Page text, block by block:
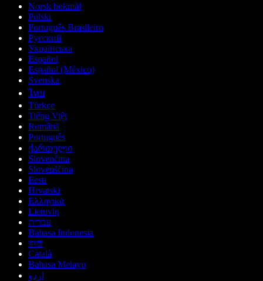
Norsk bokmål
Polski
Português Brasileiro
Русский
Українська
Español
Español (México)
Svenska
ไทย
Türkçe
Tiếng Việt
Română
Português
ქართული
Slovenčina
Slovenščina
Eesti
Hrvatski
Ελληνικά
Lietuvių
עברית
Bahasa Indonesia
বাংলা
Català
Bahasa Melayu
اردو